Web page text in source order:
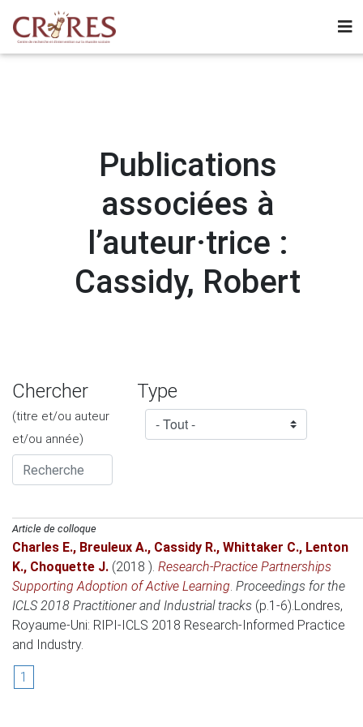
Publications
associées à
l’auteur·trice :
Cassidy, Robert
Chercher
(titre et/ou auteur
et/ou année)
Type
Article de colloque
Charles E., Breuleux A., Cassidy R., Whittaker C., Lenton
K., Choquette J. (2018 ). Research-Practice Partnerships
Supporting Adoption of Active Learning. Proceedings for the
ICLS 2018 Practitioner and Industrial tracks (p.1-6).Londres,
Royaume-Uni: RIPI-ICLS 2018 Research-Informed Practice
and Industry.
1